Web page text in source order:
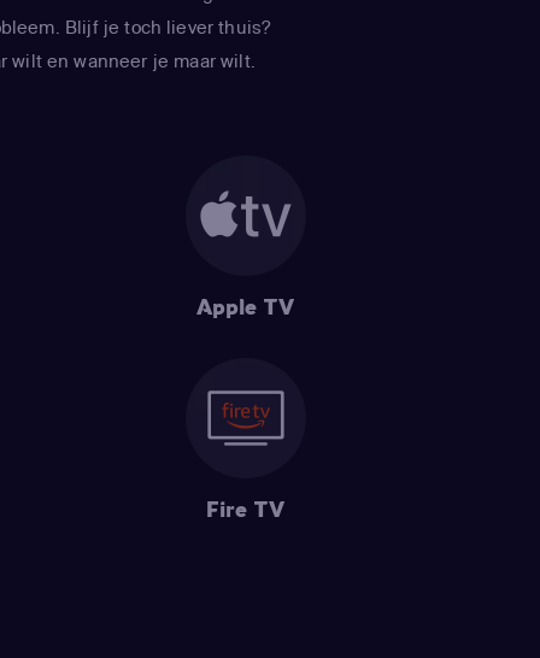
Blijf je toch liever thuis?
wilt en wanneer je maar wilt.
Apple TV
Fire TV